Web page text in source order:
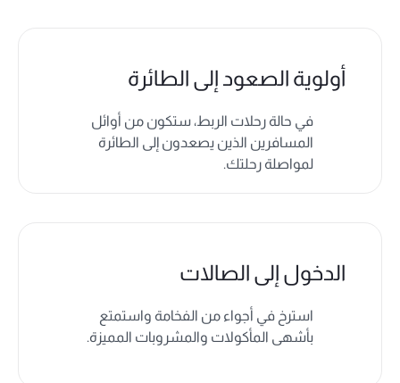
أولوية الصعود إلى الطائرة
في حالة رحلات الربط، ستكون من أوائل
المسافرين الذين يصعدون إلى الطائرة
لمواصلة رحلتك.
الدخول إلى الصالات
استرخ في أجواء من الفخامة واستمتع
بأشهى المأكولات والمشروبات المميزة.